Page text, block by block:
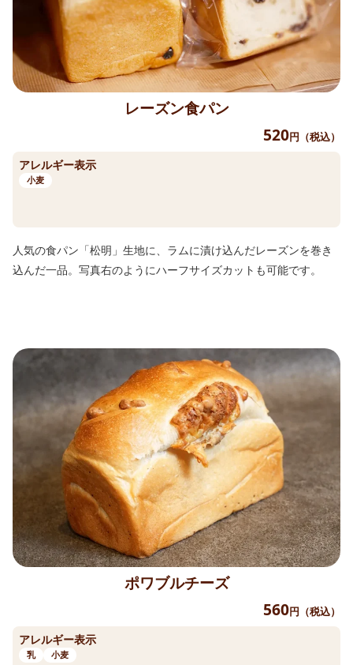
レーズン食パン
520円（税込）
アレルギー表示
小麦
人気の食パン「松明」生地に、ラムに漬け込んだレーズンを巻き
込んだ一品。写真右のようにハーフサイズカットも可能です。
ポワブルチーズ
560円（税込）
アレルギー表示
乳 小麦